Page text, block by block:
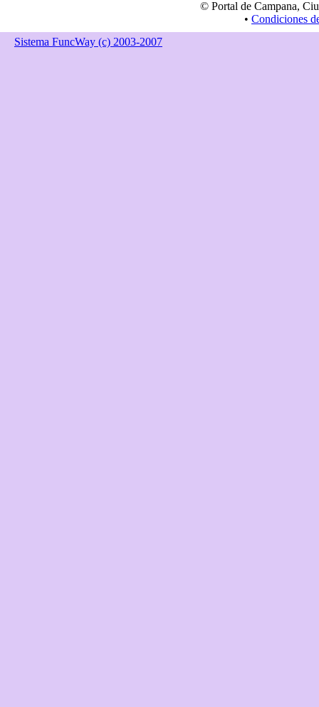
© Portal de Campana,
• Condiciones
Sistema FuncWay (c) 2003-2007